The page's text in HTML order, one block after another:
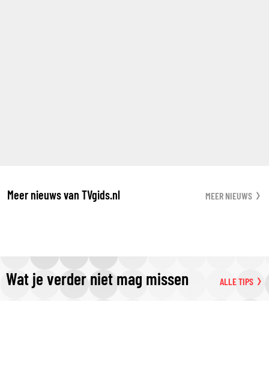
Meer nieuws van TVgids.nl MEER NIEUWS
Wat je verder niet mag missen ALLE TIPS